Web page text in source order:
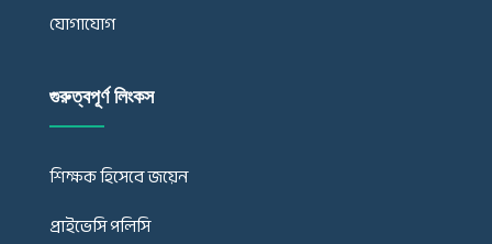
যোগাযোগ
গুরুত্বপূর্ণ লিংকস
শিক্ষক হিসেবে জয়েন
প্রাইভেসি পলিসি